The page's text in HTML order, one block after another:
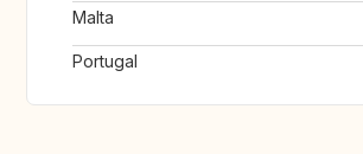
Malta
Portugal